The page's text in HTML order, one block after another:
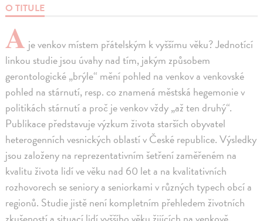
O TITULE
A je venkov místem přátelským k vyššímu věku? Jednotící
linkou studie jsou úvahy nad tím, jakým způsobem
gerontologické „brýle“ mění pohled na venkov a venkovské
pohled na stárnutí, resp. co znamená městská hegemonie v
politikách stárnutí a proč je venkov vždy „až ten druhý“.
Publikace představuje výzkum života starších obyvatel
heterogenních vesnických oblastí v České republice. Výsledky
jsou založeny na reprezentativním šetření zaměřeném na
kvalitu života lidí ve věku nad 60 let a na kvalitativních
rozhovorech se seniory a seniorkami v různých typech obcí a
regionů. Studie jistě není kompletním přehledem životních